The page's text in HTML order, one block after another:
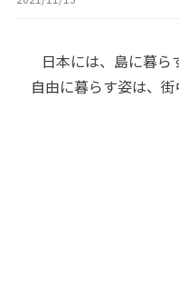
日本には、島に暮ら
自由に暮らす姿は、